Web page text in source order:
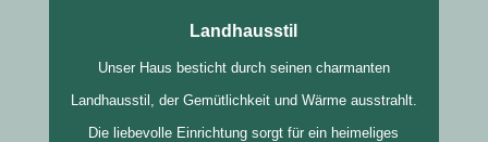
Landhausstil
Unser Haus besticht durch seinen charmanten
Landhausstil, der Gemütlichkeit und Wärme ausstrahlt.
Die liebevolle Einrichtung sorgt für ein heimeliges